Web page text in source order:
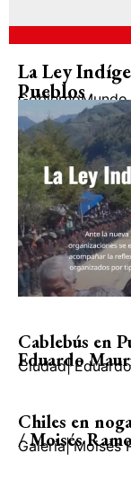
La Ley
Pueblos
Gobierno
Cablebús en
Eduardo
Ciudad|
Chiles en
/ Moisés
Galería| Moisés